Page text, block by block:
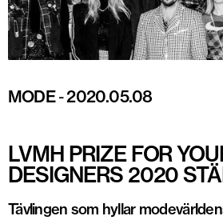
MODE-2020.05.08
LVMH PRIZE FOR
DESIGNERS 2020
Tävlingen som hyllar